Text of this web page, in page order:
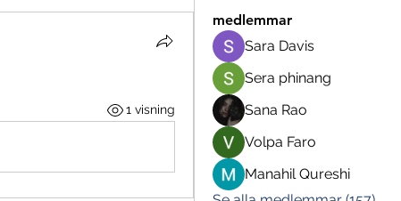
1 visning
medlemmar
Sara Davis
Sera phinang
Sana Rao
Volpa Faro
Manahil Qureshi